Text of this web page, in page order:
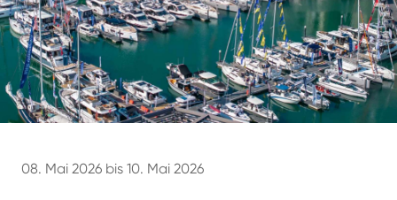
08. Mai 2026 bis 10. Mai 2026